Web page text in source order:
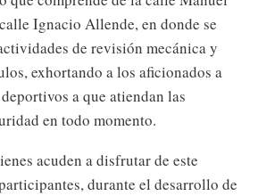
Ignacio Allende, en donde se
de revisión mecánica y
exhortando a los aficionados a
a que atiendan las
en todo momento.
acuden a disfrutar de este
durante el desarrollo de